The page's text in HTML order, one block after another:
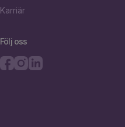
Karriär
Följ oss